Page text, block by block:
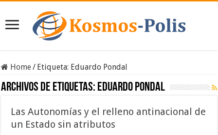
Home/ Etiqueta: Eduardo Pondal
Archivos de etiquetas: Eduardo Pondal
Las Autonomías y el relleno antinacional de
un Estado sin atributos